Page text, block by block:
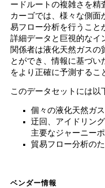
ードルートの複雑さを精
カーゴでは、様々な側面
易フロー分析を行うこと
詳細データと巨視的なイ
関係者は液化天然ガスの
とができ、情報に基づい
をより正確に予測するこ
このデータセットには以
個々の液化天然ガ
迂回、アイドリン
主要なジャーニー
貿易フロー分析の
ベンダー情報